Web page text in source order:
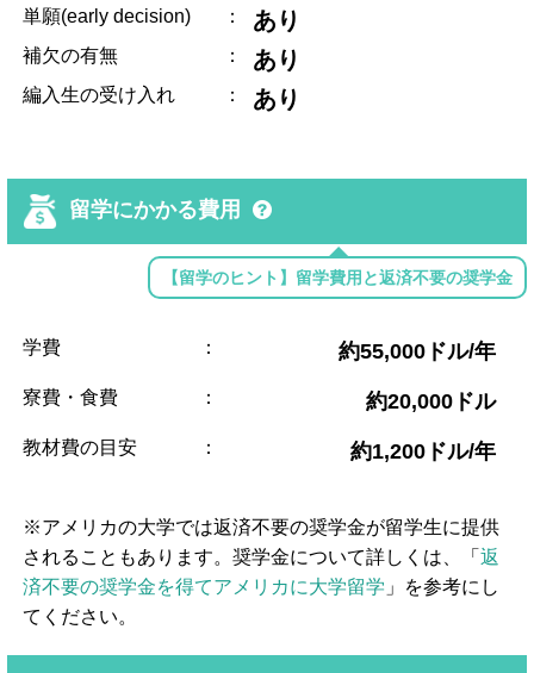
単願(early decision) ： あり
補欠の有無 ： あり
編入生の受け入れ ： あり
留学にかかる費用
【留学のヒント】留学費用と返済不要の奨学金
学費 ： 約55,000ドル/年
寮費・食費 ： 約20,000ドル
教材費の目安 ： 約1,200ドル/年
※アメリカの大学では返済不要の奨学金が留学生に提供
されることもあります。奨学金について詳しくは、「返
済不要の奨学金を得てアメリカに大学留学 」を参考にし
てください。